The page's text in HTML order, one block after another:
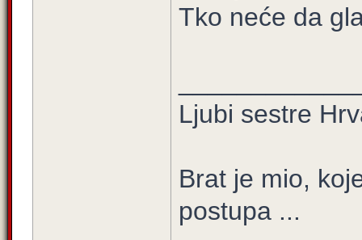
Tko neće da
Ljubi sestre
Brat je mio,
postupa ...